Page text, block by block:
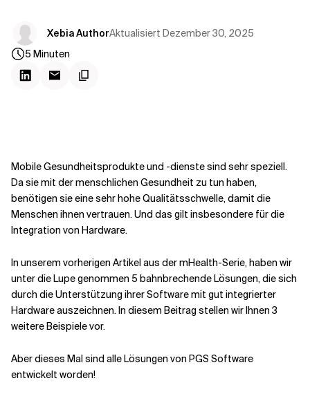
Xebia AuthorAktualisiert Dezember 30, 2025
5 Minuten
Mobile Gesundheitsprodukte und -dienste sind sehr speziell.
Da sie mit der menschlichen Gesundheit zu tun haben,
benötigen sie eine sehr hohe Qualitätsschwelle, damit die
Menschen ihnen vertrauen. Und das gilt insbesondere für die
Integration von Hardware.
In unserem vorherigen Artikel aus der mHealth-Serie,haben wir
unter die Lupe genommen 5 bahnbrechende Lösungen, die sich
durch die Unterstützung ihrer Software mit gut integrierter
Hardware auszeichnen. In diesem Beitrag stellen wir Ihnen 3
weitere Beispiele vor.
Aber dieses Mal sind alle Lösungen von PGS Software
entwickelt worden!